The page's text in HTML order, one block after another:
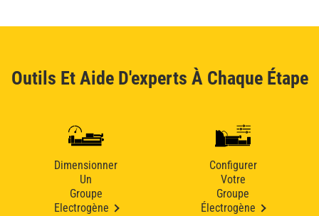
Outils Et Aide D'experts À Chaque Étape
Dimensionner
Un
Groupe
Electrogène
Configurer
Votre
Groupe
Électrogène